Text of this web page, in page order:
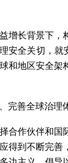
增长背景下
安全关切，
和地区安全
完善全球治理
合作伙伴和
得到不断完